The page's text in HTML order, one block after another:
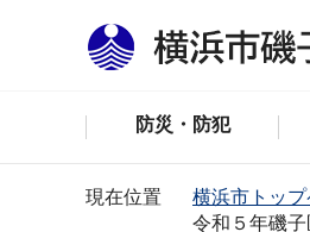
防災・防犯
現在位置 横浜市トップ
令和５年磯